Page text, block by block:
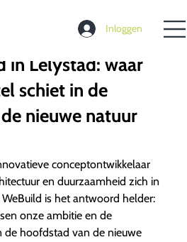
Inloggen
in Lelystad: waar
schiet in de
nieuwe natuur
4 minuten om te lezen
conceptontwikkelaar
en duurzaamheid zich in
is het antwoord helder:
onze ambitie en de
de hoofdstad van de nieuwe